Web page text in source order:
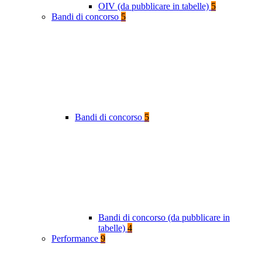
OIV (da pubblicare in tabelle) 5
Bandi di concorso 5
Bandi di concorso 5
Bandi di concorso (da pubblicare in
tabelle) 4
Performance 9